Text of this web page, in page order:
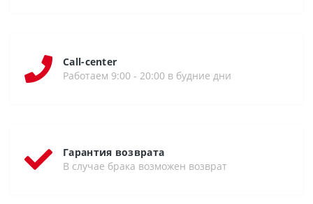
Call-center
Работаем 9:00 - 20:00 в будние дни
Гарантия возврата
В случае брака возможен возврат